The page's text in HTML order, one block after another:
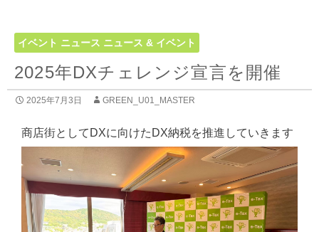
イベント ニュース ニュース & イベント
2025年DXチェレンジ宣言を開催
2025年7月3日 GREEN_U01_MASTER
商店街としてDXに向けたDX納税を推進していきます